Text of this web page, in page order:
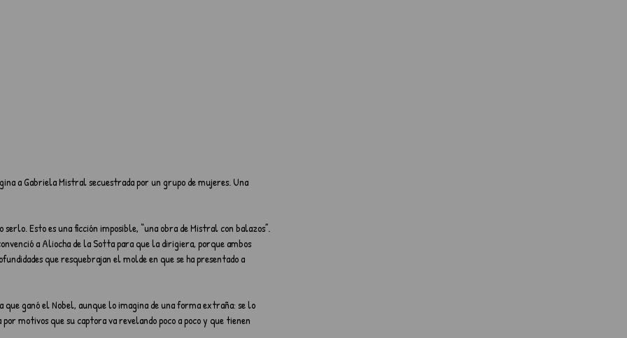
Esto es una ficción imposible, “una obra de Mistral con balazos”.
a Aliocha de la Sotta para que la dirigiera, porque ambos
que resquebrajan el molde en que se ha presentado a
ganó el Nobel, aunque lo imagina de una forma extraña: se lo
motivos que su captora va revelando poco a poco y que tienen